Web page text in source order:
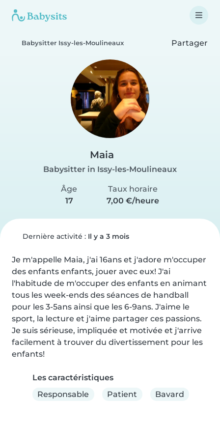
Babysitter Issy-les-Moulineaux Partager
Maia
Babysitter in Issy-les-Moulineaux
Âge
17
Taux horaire
7,00 €/heure
Dernière activité : Il y a 3 mois
Je m'appelle Maia, j'ai 16ans et j'adore m'occuper
des enfants enfants, jouer avec eux! J'ai
l'habitude de m'occuper des enfants en animant
tous les week-ends des séances de handball
pour les 3-5ans ainsi que les 6-9ans. J'aime le
sport, la lecture et j'aime partager ces passions.
Je suis sérieuse, impliquée et motivée et j'arrive
facilement à trouver du divertissement pour les
enfants!
Les caractéristiques
Responsable
Patient Bavard